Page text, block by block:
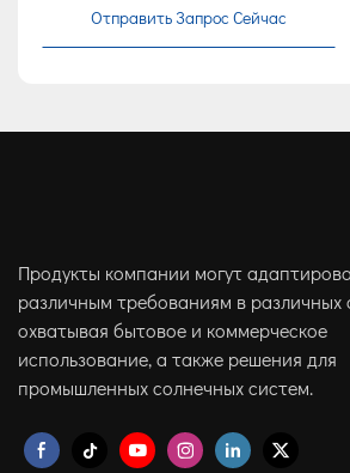
Отправить Запрос Сейчас
Продукты компании могут
различным требованиям в различных
охватывая бытовое и коммерческое
использование, а также решения для
промышленных солнечных систем.